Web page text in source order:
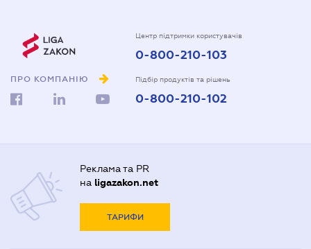
ПРО КОМПАНІЮ
Центр підтримки користувачів
0-800-210-103
Підбір продуктів та рішень
0-800-210-102
Реклама та PR
на ligazakon.net
ТАРИФИ